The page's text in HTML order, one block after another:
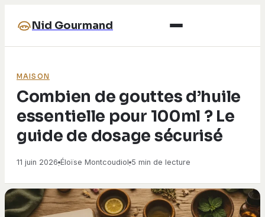
Nid Gourmand
MAISON
Combien de gouttes d’huile
essentielle pour 100ml ? Le
guide de dosage sécurisé
11 juin 2026·Éloïse Montcoudiol·5 min de lecture